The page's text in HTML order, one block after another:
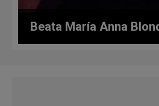
Beata María Anna